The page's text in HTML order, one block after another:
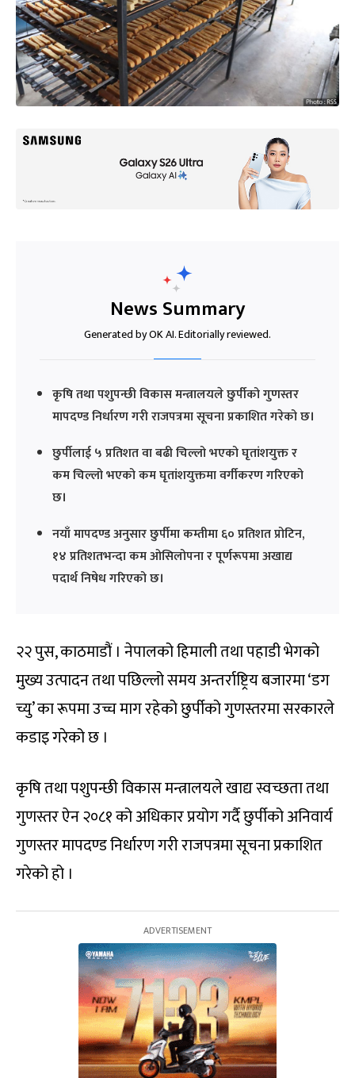
News Summary
Generated by OK AI. Editorially reviewed.
कृषि तथा पशुपन्छी विकास मन्त्रालयले छुर्पीको गुणस्तर
मापदण्ड निर्धारण गरी राजपत्रमा सूचना प्रकाशित गरेको छ।
छुर्पीलाई ५ प्रतिशत वा बढी चिल्लो भएको घृतांशयुक्त र
कम चिल्लो भएको कम घृतांशयुक्तमा वर्गीकरण गरिएको
छ।
नयाँ मापदण्ड अनुसार छुर्पीमा कम्तीमा ६० प्रतिशत प्रोटिन,
१४ प्रतिशतभन्दा कम ओसिलोपना र पूर्णरूपमा अखाद्य
पदार्थ निषेध गरिएको छ।
२२ पुस, काठमाडौं । नेपालको हिमाली तथा पहाडी भेगको
मुख्य उत्पादन तथा पछिल्लो समय अन्तर्राष्ट्रिय बजारमा ‘डग
च्यु’ का रूपमा उच्च माग रहेको छुर्पीको गुणस्तरमा सरकारले
कडाइ गरेको छ ।
कृषि तथा पशुपन्छी विकास मन्त्रालयले खाद्य स्वच्छता तथा
गुणस्तर ऐन २०८१ को अधिकार प्रयोग गर्दै छुर्पीको अनिवार्य
गुणस्तर मापदण्ड निर्धारण गरी राजपत्रमा सूचना प्रकाशित
गरेको हो ।